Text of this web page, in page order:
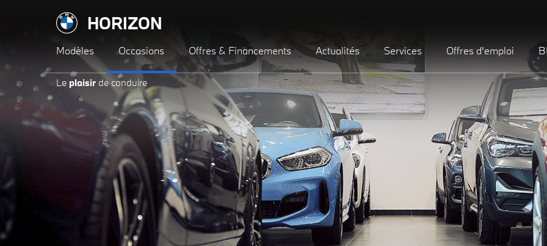
HORIZON
Modèles Occasions Offres & Financements Actualités Services Offres d'emploi
Le plaisir de conduire